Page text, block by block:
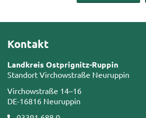
Kontakt
Landkreis Ostprignitz-Ruppin
Standort Virchowstraße Neuruppin
Virchowstraße 14–16
DE-16816 Neuruppin